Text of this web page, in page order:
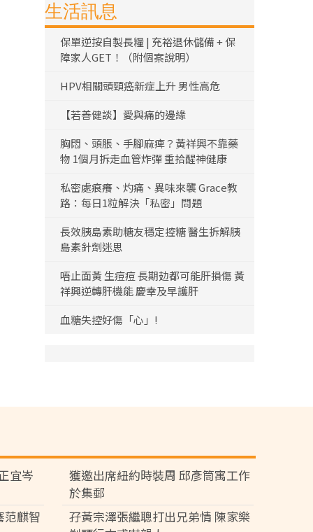
生活訊息
保單逆按自製長糧 | 充裕退休儲備 + 保
障家人GET！（附個案說明）
HPV相關頭頸癌新症上升 男性高危
【若善健談】愛與痛的邊緣
胸悶、頭脹、手腳麻痺？黃祥興不靠藥
物 1個月拆走血管炸彈 重拾醒神健康
私密處痕癢、灼痛、異味來襲 Grace教
路：每日1粒解決「私密」問題
長效胰島素助糖友穩定控糖 醫生拆解胰
島素針劑迷思
唔止面黃 生痘痘 長期攰都可能肝損傷 黃
祥興逆轉肝機能 慶幸及早護肝
血糖失控好傷「心」!
宜岑
獲邀出席紐約時裝周 邱彥筒寓工作
於集郵
范麒智
孖黃宗澤張繼聰打出兄弟情 陳家樂